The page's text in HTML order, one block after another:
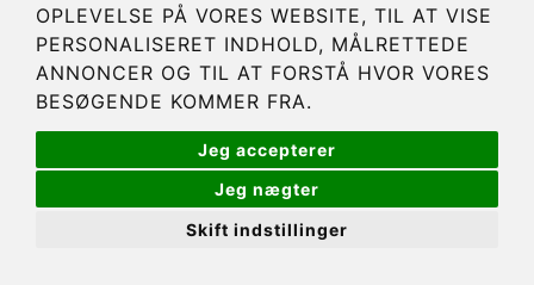
OPLEVELSE PÅ VORES WEBSITE, TIL AT VISE
PERSONALISERET INDHOLD, MÅLRETTEDE
ANNONCER OG TIL AT FORSTÅ HVOR VORES
BESØGENDE KOMMER FRA.
Jeg accepterer
Jeg nægter
Skift indstillinger